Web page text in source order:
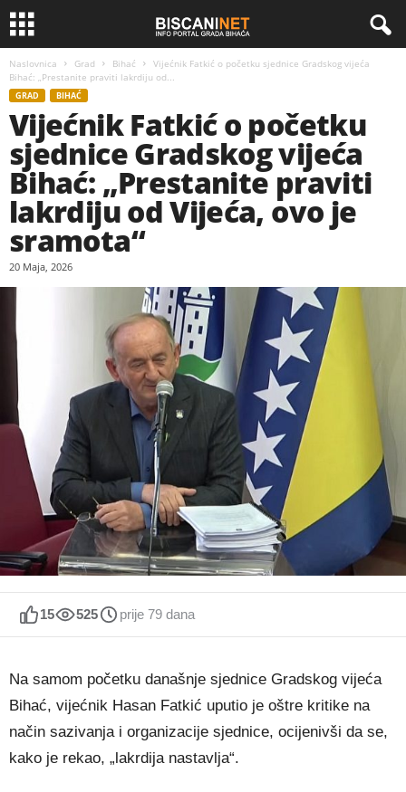
Naslovnica Grad Bihać
Vijećnik Fatkić o početku sjednice Gradskog vijeća
Bihać: „Prestanite praviti lakrdiju od...
GRAD BIHAĆ
Vijećnik Fatkić o početku
sjednice Gradskog vijeća
Bihać: „Prestanite praviti
lakrdiju od Vijeća, ovo je
sramota“
20 Maja, 2026
15 525 prije 79 dana
Na samom početku današnje sjednice Gradskog vijeća
Bihać, vijećnik Hasan Fatkić uputio je oštre kritike na
način sazivanja i organizacije sjednice, ocijenivši da se,
kako je rekao, „lakrdija nastavlja“.